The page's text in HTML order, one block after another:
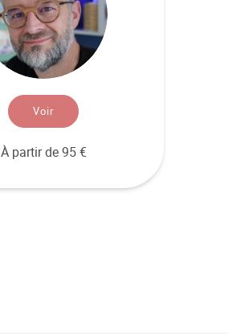
Voir
À partir de 95 €